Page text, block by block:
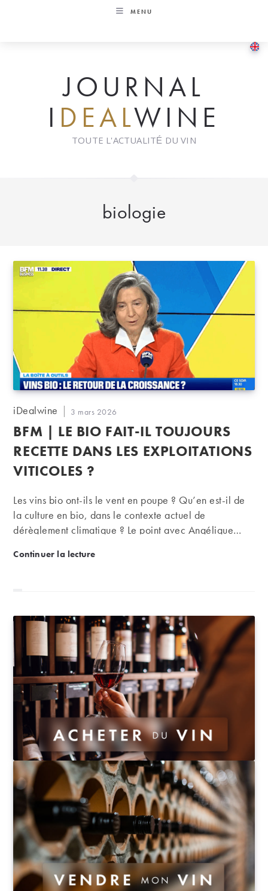
MENU
JOURNAL
I DEALWINE
TOUTE L'ACTUALITÉ DU VIN
biologie
Auteur/autrice
la
publication :
iDealwine
Publication
publiée :
3 mars 2026
BFM | LE BIO FAIT-IL TOUJOURS
RECETTE DANS LES EXPLOITATIONS
VITICOLES ?
Les vins bio ont-ils le vent en poupe ? Qu’en est-il de
la culture en bio, dans le contexte actuel de
dérèglement climatique ? Le point avec Angélique…
Continuer la lectureBFM | Le bio fait-il toujours recette dans les